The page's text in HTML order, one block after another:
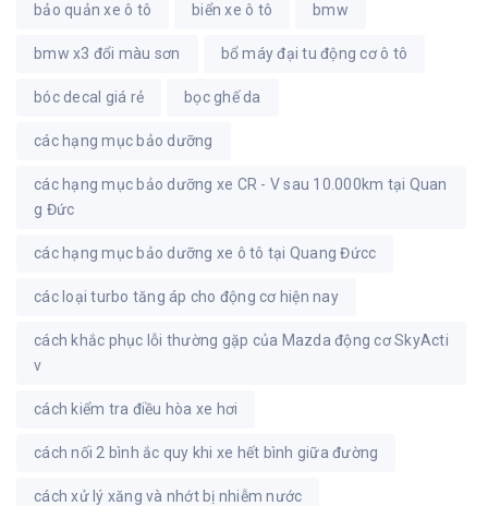
bảo quản xe ô tô biển xe ô tô bmw
bmw x3 đổi màu sơn bổ máy đại tu động cơ ô tô
bóc decal giá rẻ bọc ghế da
các hạng mục bảo dưỡng
các hạng mục bảo dưỡng xe CR - V sau 10.000km tại Quan
g Đức
các hạng mục bảo dưỡng xe ô tô tại Quang Đứcc
các loại turbo tăng áp cho động cơ hiện nay
cách khắc phục lỗi thường gặp của Mazda động cơ SkyActi
v
cách kiểm tra điều hòa xe hơi
cách nối 2 bình ắc quy khi xe hết bình giữa đường
cách xử lý xăng và nhớt bị nhiễm nước